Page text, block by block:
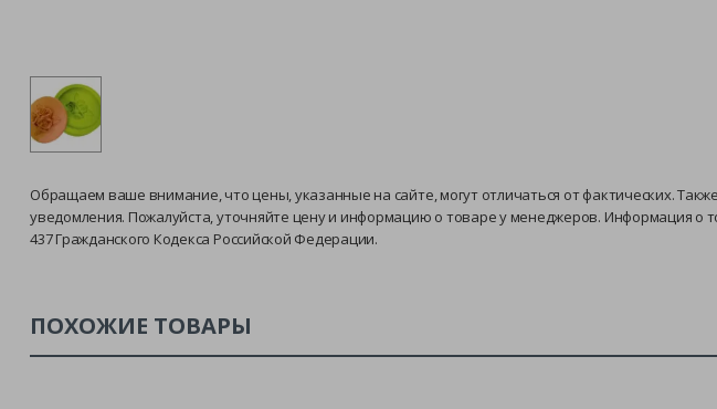
Обращаем ваше внимание, что цены, указанные на сайте, могут отличаться от фактических.
уведомления. Пожалуйста, уточняйте цену и информацию о товаре у менеджеров. Информация о
437 Гражданского Кодекса Российской Федерации.
ПОХОЖИЕ ТОВАРЫ